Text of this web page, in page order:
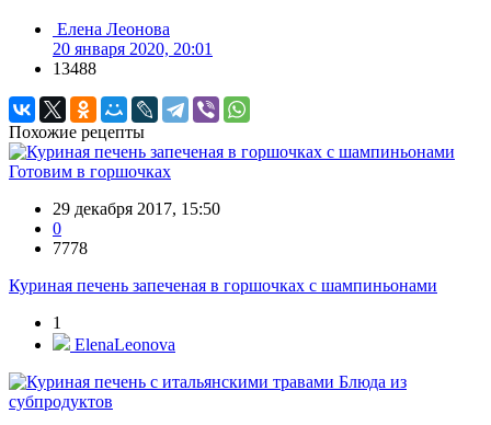
Елена Леонова
20 января 2020, 20:01
13488
Похожие рецепты
Готовим в горшочках
29 декабря 2017, 15:50
0
7778
Куриная печень запеченая в горшочках с шампиньонами
1
ElenaLeonova
Блюда из
субпродуктов